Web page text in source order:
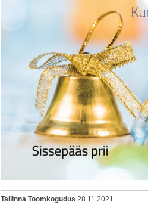
Tallinna Toomkogudus 28.11.2021